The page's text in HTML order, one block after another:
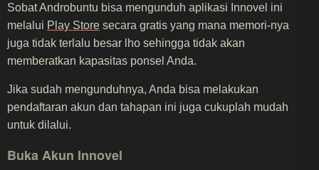
Sobat Androbuntu bisa mengunduh aplikasi Innovel ini
melalui Play Store secara gratis yang mana memori-nya
juga tidak terlalu besar lho sehingga tidak akan
memberatkan kapasitas ponsel Anda.
Jika sudah mengunduhnya, Anda bisa melakukan
pendaftaran akun dan tahapan ini juga cukuplah mudah
untuk dilalui.
Buka Akun Innovel